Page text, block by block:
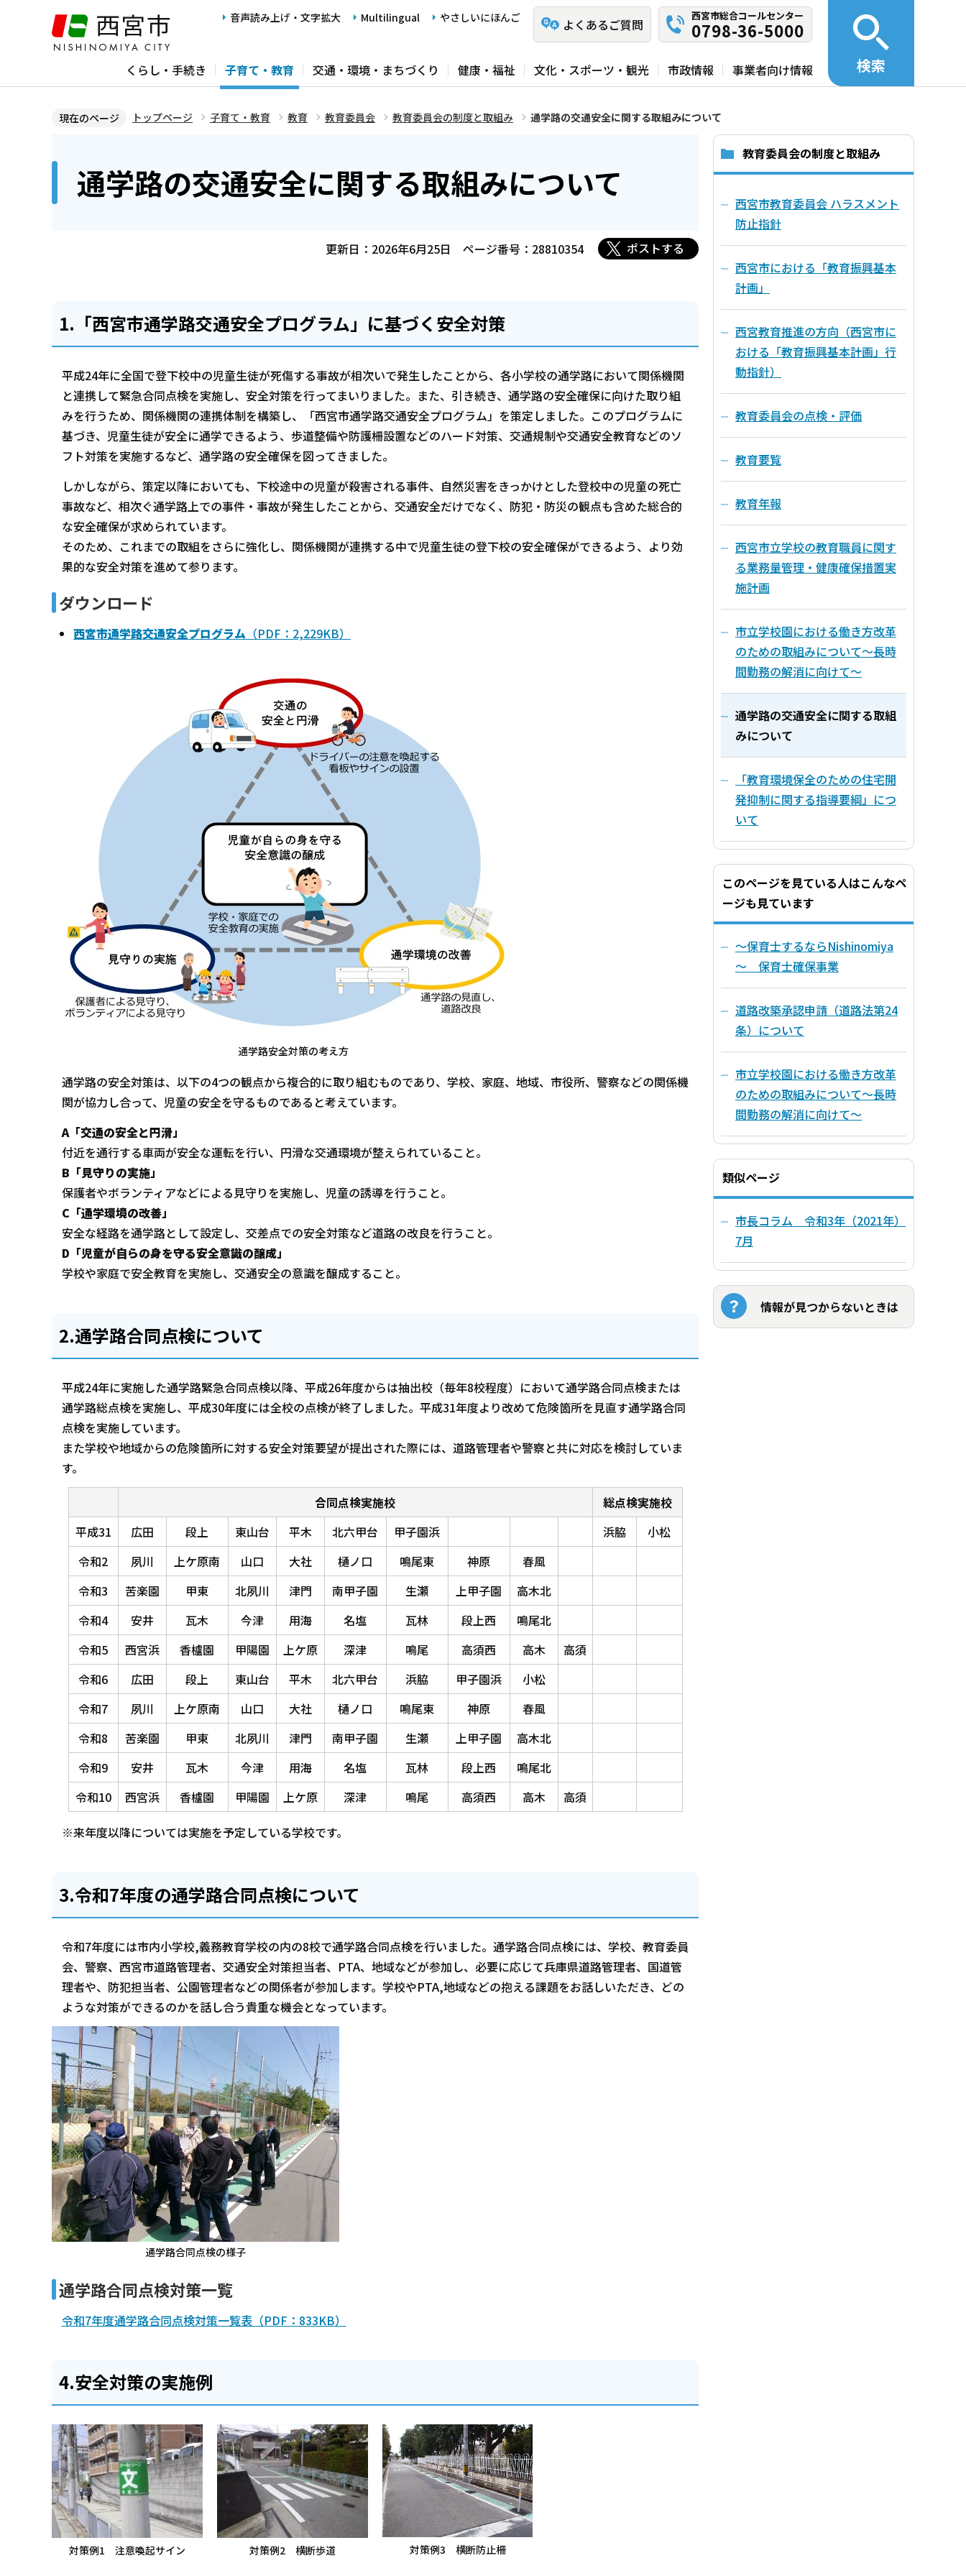
ジ
音声読み上げ・文字拡大 Multilingual やさしいにほんご よくあるご質問
西宮市総合コールセンター
0798-36-5000
くらし・手続き 子育て・教育 交通・環境・まちづくり 健康・福祉 文化・スポーツ・観光 市政情報 事業者向け情報 検索
現在のページ トップページ 子育て・教育 教育 教育委員会 教育委員会の制度と取組み 通学路の交通安全に関する取組みについて
通学路の交通安全に関する取組みについて
更新日：2026年6月25日 ページ番号：28810354 ポストする
1.「西宮市通学路交通安全プログラム」に基づく安全対策
平成24年に全国で登下校中の児童生徒が死傷する事故が相次いで発生したことから、各小学校の通学路において関係機関
と連携して緊急合同点検を実施し、安全対策を行ってまいりました。また、引き続き、通学路の安全確保に向けた取り組
みを行うため、関係機関の連携体制を構築し、「西宮市通学路交通安全プログラム」を策定しました。このプログラムに
基づき、児童生徒が安全に通学できるよう、歩道整備や防護柵設置などのハード対策、交通規制や交通安全教育などのソ
フト対策を実施するなど、通学路の安全確保を図ってきました。
しかしながら、策定以降においても、下校途中の児童が殺害される事件、自然災害をきっかけとした登校中の児童の死亡
事故など、相次ぐ通学路上での事件・事故が発生したことから、交通安全だけでなく、防犯・防災の観点も含めた総合的
な安全確保が求められています。
そのため、これまでの取組をさらに強化し、関係機関が連携する中で児童生徒の登下校の安全確保ができるよう、より効
果的な安全対策を進めて参ります。
ダウンロード
西宮市通学路交通安全プログラム （PDF：2,229KB）
通学路安全対策の考え方
通学路の安全対策は、以下の4つの観点から複合的に取り組むものであり、学校、家庭、地域、市役所、警察などの関係機
関が協力し合って、児童の安全を守るものであると考えています。
A「交通の安全と円滑」
付近を通行する車両が安全な運転を行い、円滑な交通環境が整えられていること。
B「見守りの実施」
保護者やボランティアなどによる見守りを実施し、児童の誘導を行うこと。
C「通学環境の改善」
安全な経路を通学路として設定し、交差点での安全対策など道路の改良を行うこと。
D「児童が自らの身を守る安全意識の醸成」
学校や家庭で安全教育を実施し、交通安全の意識を醸成すること。
2.通学路合同点検について
平成24年に実施した通学路緊急合同点検以降、平成26年度からは抽出校（毎年8校程度）において通学路合同点検または
通学路総点検を実施し、平成30年度には全校の点検が終了しました。平成31年度より改めて危険箇所を見直す通学路合同
点検を実施しています。
また学校や地域からの危険箇所に対する安全対策要望が提出された際には、道路管理者や警察と共に対応を検討していま
す。
合同点検実施校
総点検実施校
平成31
広田 段上 東山台 平木 北六甲台 甲子園浜 浜脇
小松
令和2
夙川 上ケ原南 山口 大社 樋ノ口 鳴尾東 神原
春風
令和3
苦楽園 甲東 北夙川 津門 南甲子園 生瀬 上甲子園
高木北
令和4
安井 瓦木 今津 用海 名塩 瓦林 段上西
鳴尾北
令和5
西宮浜 香櫨園 甲陽園 上ケ原 深津 鳴尾 高須西 高木
高須
令和6
広田 段上 東山台 平木 北六甲台 浜脇 甲子園浜
小松
令和7
夙川 上ケ原南 山口 大社 樋ノ口 鳴尾東 神原
春風
令和8
苦楽園 甲東 北夙川 津門 南甲子園 生瀬 上甲子園
高木北
令和9
安井 瓦木 今津 用海 名塩 瓦林 段上西
鳴尾北
令和10
西宮浜 香櫨園 甲陽園 上ケ原 深津 鳴尾 高須西 高木 高須
※来年度以降については実施を予定している学校です。
3.令和7年度の通学路合同点検について
令和7年度には市内小学校,義務教育学校の内の8校で通学路合同点検を行いました。通学路合同点検には、学校、教育委員
会、警察、西宮市道路管理者、交通安全対策担当者、PTA、地域などが参加し、必要に応じて兵庫県道路管理者、国道管
理者や、防犯担当者、公園管理者などの関係者が参加します。学校やPTA,地域などの抱える課題をお話しいただき、どの
ような対策ができるのかを話し合う貴重な機会となっています。
通学路合同点検の様子
通学路合同点検対策一覧
令和7年度通学路合同点検対策一覧表（PDF：833KB）
4.安全対策の実施例
対策例1 注意喚起サイン 対策例2 横断歩道 対策例3 横断防止柵
教育委員会の制度と取組み
西宮市教育委員会 ハラスメント
防止指針
西宮市における「教育振興基本
計画」
西宮教育推進の方向（西宮市に
おける「教育振興基本計画」行
動指針）
教育委員会の点検・評価
教育要覧
教育年報
西宮市立学校の教育職員に関す
る業務量管理・健康確保措置実
施計画
市立学校園における働き方改革
のための取組みについて～長時
間勤務の解消に向けて～
通学路の交通安全に関する取組
みについて
「教育環境保全のための住宅開
発抑制に関する指導要綱」につ
いて
このページを見ている人はこんなペ
ージも見ています
～保育士するならNishinomiya
～ 保育士確保事業
道路改築承認申請（道路法第24
条）について
市立学校園における働き方改革
のための取組みについて～長時
間勤務の解消に向けて～
類似ページ
市長コラム 令和3年（2021年）
7月
情報が見つからないときは